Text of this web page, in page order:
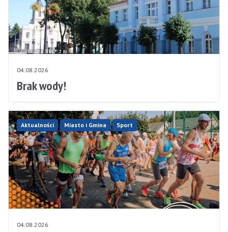
04.08.2026
Brak wody!
Aktualności Miasto i Gmina Sport
04.08.2026